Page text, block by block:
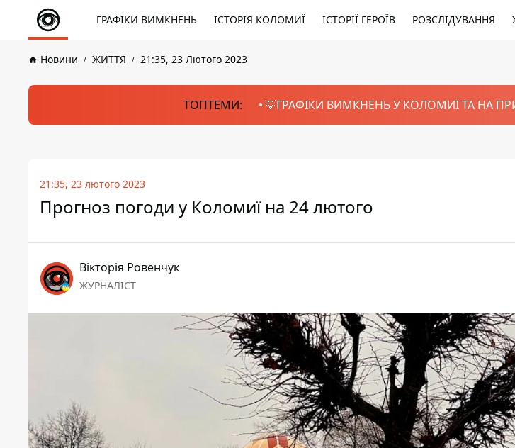
ГРАФІКИ ВИМКНЕНЬ ІСТОРІЯ КОЛОМИЇ ІСТОРІЇ ГЕРОЇВ РОЗСЛІДУВАННЯ
Новини ЖИТТЯ 21:35, 23 Лютого 2023
ТОПТЕМИ: 💡ГРАФІКИ ВИМКНЕНЬ У КОЛОМИЇ ТА НА
21:35, 23 лютого 2023
Прогноз погоди у Коломиї на 24 лютого
Вікторія Ровенчук
ЖУРНАЛІСТ